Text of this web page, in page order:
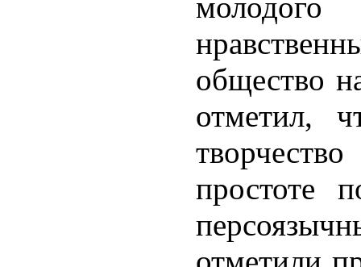
общество
отметил,
простоте